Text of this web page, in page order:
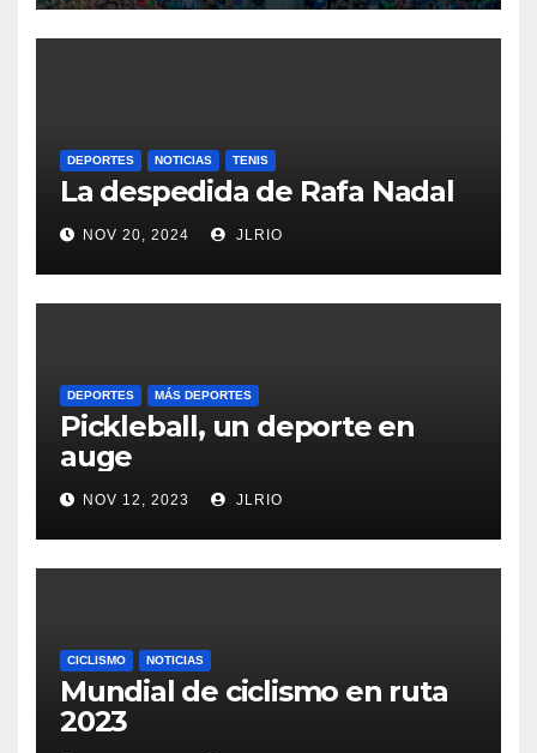
DEPORTES NOTICIAS TENIS
La despedida de Rafa Nadal
NOV 20, 2024 JLRIO
DEPORTES MÁS DEPORTES
Pickleball, un deporte en
auge
NOV 12, 2023 JLRIO
CICLISMO NOTICIAS
Mundial de ciclismo en ruta
2023